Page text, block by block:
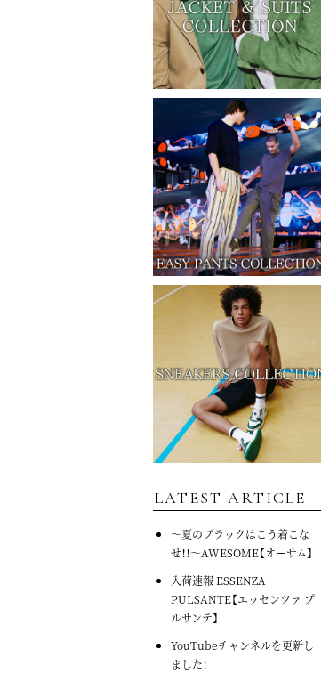
LATEST ARTICLE
～夏のブラックはこう着こな
せ！！～AWESOME【オーサム】
入荷速報 ESSENZA
PULSANTE【エッセンツァ プ
ルサンテ】
YouTubeチャンネルを更新し
ました！